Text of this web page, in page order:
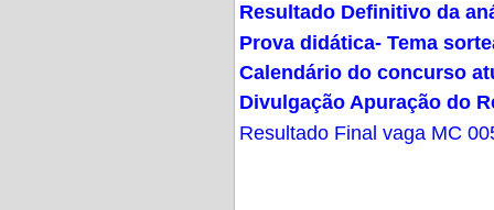
Resultado Definitivo da
Prova didática- Tema
Calendário do concurso
Divulgação Apuração do
Resultado Final vaga MC